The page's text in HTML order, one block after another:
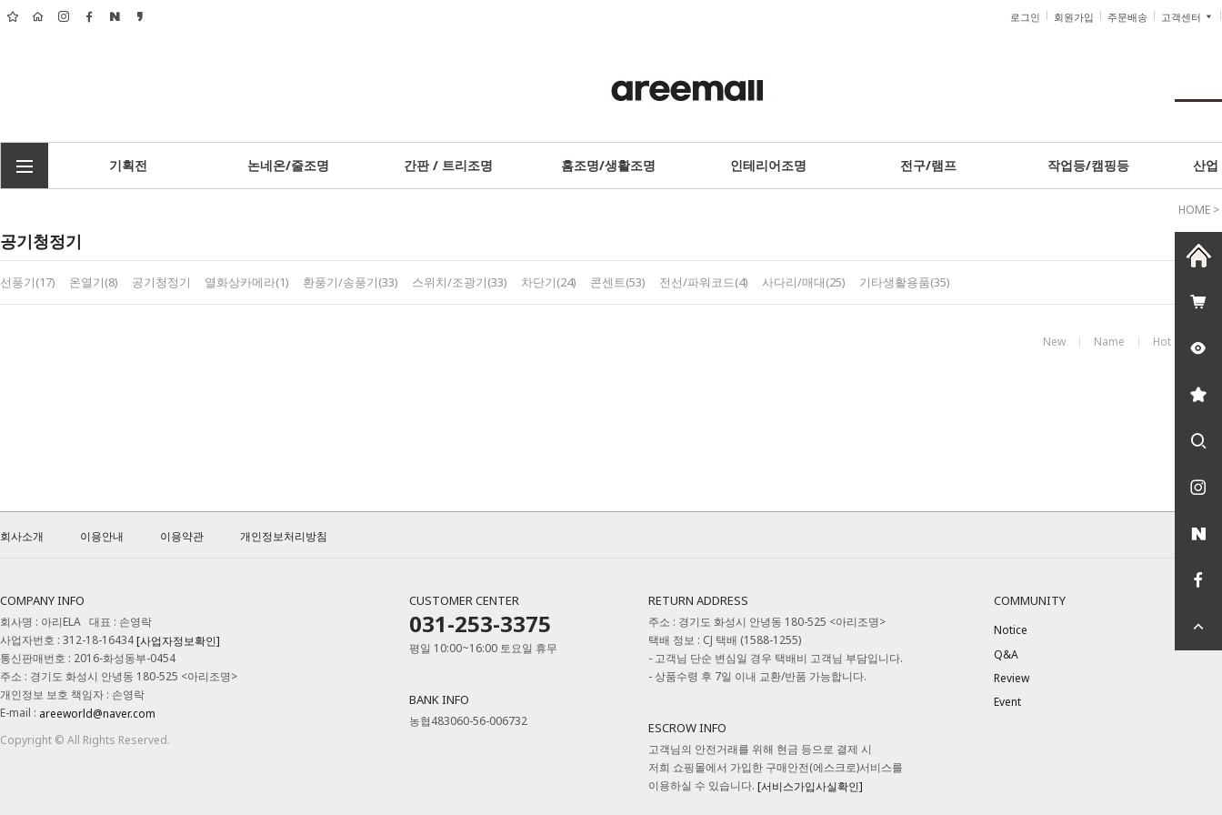
로그인 회원가입 주문배송 고객센터
기획전 논네온/줄조명 간판 / 트리조명 홈조명/생활조명 인테리어조명 전구/램프 작업등/캠핑등 산
HOME >
공기청정기
선풍기(17) 온열기(8) 공기청정기 열화상카메라(1) 환풍기/송풍기(33) 스위치/조광기(33) 차단기(24) 콘센트(53) 전선/파워코드(4) 사다리/매대(25) 기타생활용품(35)
New Name Hot Best
회사소개 이용안내 이용약관 개인정보처리방침
COMPANY INFO
회사명 : 아리ELA 대표 : 손영락
사업자번호 : 312-18-16434[사업자정보확인]
통신판매번호 : 2016-화성동부-0454
주소 : 경기도 화성시 안녕동 180-525 <아리조명>
개인정보 보호 책임자 : 손영락
E-mail : areeworld@naver.com
Copyright © All Rights Reserved.
CUSTOMER CENTER
031-253-3375
평일 10:00~16:00 토요일 휴무
BANK INFO
농협483060-56-006732
RETURN ADDRESS
주소 : 경기도 화성시 안녕동 180-525 <아리조명>
택배 정보 : CJ 택배 (1588-1255)
- 고객님 단순 변심일 경우 택배비 고객님 부담입니다.
- 상품수령 후 7일 이내 교환/반품 가능합니다.
ESCROW INFO
고객님의 안전거래를 위해 현금 등으로 결제 시
저희 쇼핑몰에서 가입한 구매안전(에스크로)서비스를
이용하실 수 있습니다. [서비스가입사실확인]
COMMUNITY
Notice
Q&A
Review
Event